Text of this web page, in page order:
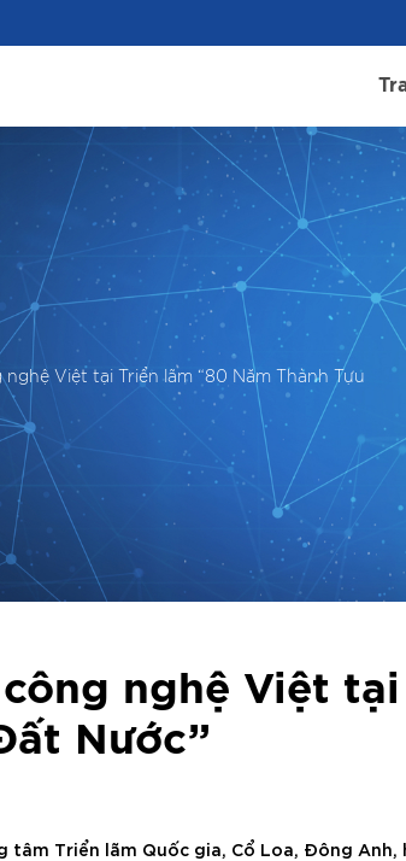
nghệ Việt tại Triển lãm “80 Năm Thành Tựu
công nghệ Việt
Nước”
Triển lãm Quốc gia, Cổ Loa, Đông Anh,